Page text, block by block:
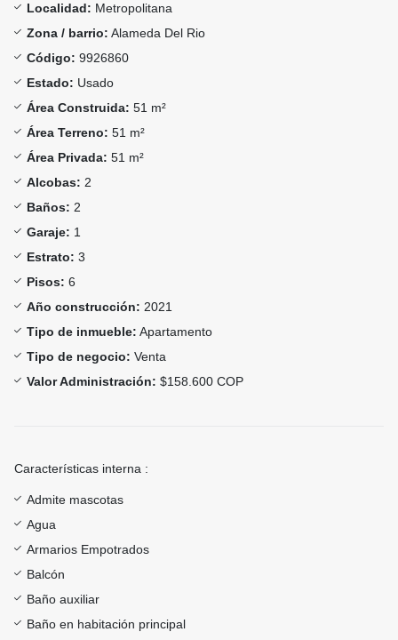
Localidad: Metropolitana
Zona / barrio: Alameda Del Rio
Código: 9926860
Estado: Usado
Área Construida: 51 m²
Área Terreno: 51 m²
Área Privada: 51 m²
Alcobas: 2
Baños: 2
Garaje: 1
Estrato: 3
Pisos: 6
Año construcción: 2021
Tipo de inmueble: Apartamento
Tipo de negocio: Venta
Valor Administración: $158.600 COP
Características interna :
Admite mascotas
Agua
Armarios Empotrados
Balcón
Baño auxiliar
Baño en habitación principal